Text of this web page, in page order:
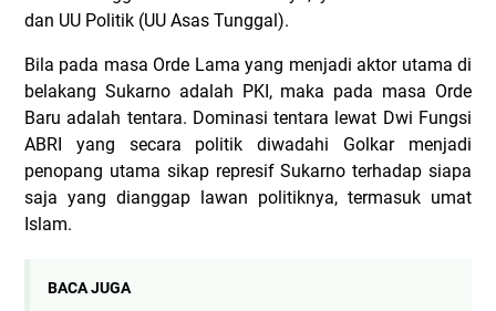
dan UU Politik (UU Asas Tunggal).
Bila pada masa Orde Lama yang menjadi aktor utama di
belakang Sukarno adalah PKI, maka pada masa Orde
Baru adalah tentara. Dominasi tentara lewat Dwi Fungsi
ABRI yang secara politik diwadahi Golkar menjadi
penopang utama sikap represif Sukarno terhadap siapa
saja yang dianggap lawan politiknya, termasuk umat
Islam.
BACA JUGA